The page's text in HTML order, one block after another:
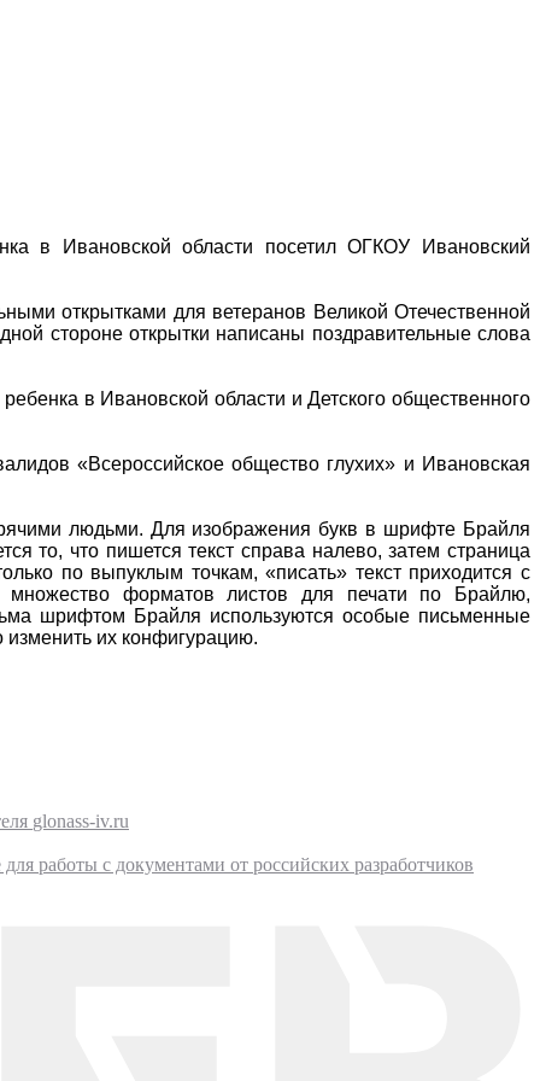
в Ивановской области посетил ОГКОУ Ивановский
открытками для ветеранов Великой Отечественной
стороне открытки написаны поздравительные слова
в Ивановской области и Детского общественного
«Всероссийское общество глухих» и Ивановская
людьми. Для изображения букв в шрифте Брайля
то, что пишется текст справа налево, затем страница
по выпуклым точкам, «писать» текст приходится с
форматов листов для печати по Брайлю,
шрифтом Брайля используются особые письменные
их конфигурацию.
glonass-iv.ru